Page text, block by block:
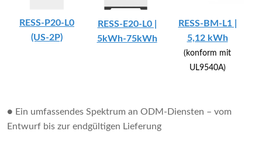
RESS-P20-L0
(US-2P)
RESS-E20-L0 |
5kWh-75kWh
RESS-BM-L1 |
5,12 kWh
(konform mit
UL9540A)
● Ein umfassendes Spektrum an ODM-Diensten – vom
Entwurf bis zur endgültigen Lieferung